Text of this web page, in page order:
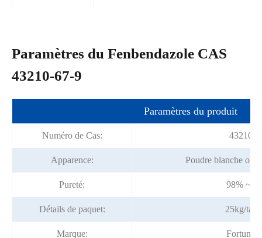
Paramètres du Fenbendazole CAS
43210-67-9
Paramètres du produit
Numéro de Cas: 43210-
Apparence: Poudre blanche ou
Pureté: 98% ~
Détails de paquet: 25kg/
Marque: